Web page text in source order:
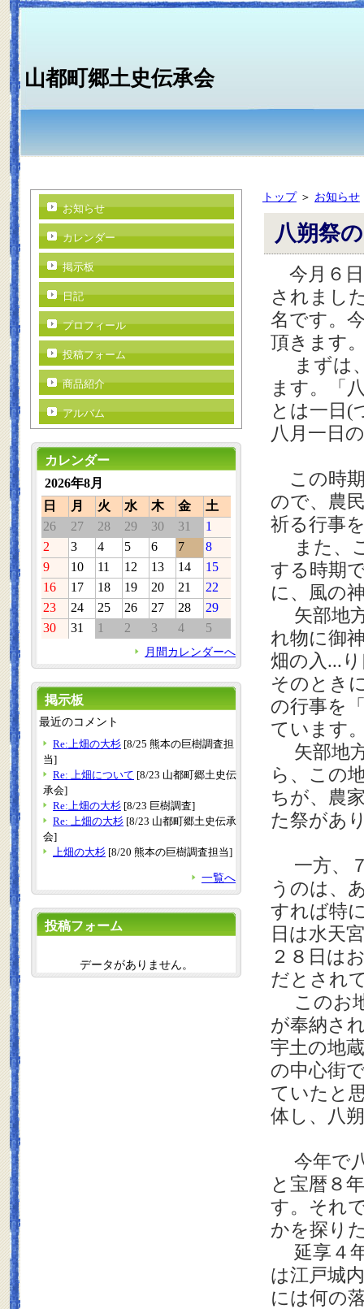
山都町郷土史伝承会
トップ＞ お知らせ
八朔祭
今月６日
されまし
名です。
頂きます
まずは
ます。「
とは一日(
八月一日
この時
ので、農
祈る行事
また、
する時期
に、風の
矢部地
れ物に御
畑の入...
そのとき
の行事を
ています
矢部地方
ら、この
ちが、農
た祭があ
一方、
うのは、
すれば特
日は水天
２８日は
だとされ
このお
が奉納さ
宇土の地
の中心街
ていたと
体し、八
今年で
と宝暦８
す。それ
かを探り
延享４年
は江戸城
には何の
お知らせ
カレンダー
掲示板
日記
プロフィール
投稿フォーム
商品紹介
アルバム
カレンダー
2026年8月
日
月 火 水 木 金
土
26
27 28 29 30 31
1
2
3 4 5 6 7
8
9
10 11 12 13 14
15
16
17 18 19 20 21
22
23
24 25 26 27 28
29
30
31 1 2 3 4 5
月間カレンダーへ
掲示板
最近のコメント
Re:上畑の大杉 [8/25 熊本の巨樹調査担
当]
Re: 上畑について [8/23 山都町郷土史伝
承会]
Re:上畑の大杉 [8/23 巨樹調査]
Re: 上畑の大杉 [8/23 山都町郷土史伝承
会]
上畑の大杉 [8/20 熊本の巨樹調査担当]
一覧へ
投稿フォーム
データがありません。